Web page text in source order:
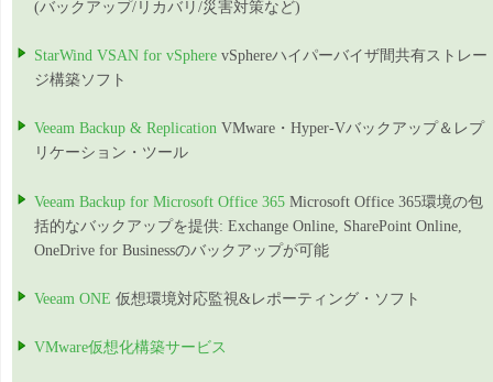
(バックアップ/リカバリ/災害対策など)
StarWind VSAN for vSphere vSphereハイパーバイザ間共有ストレー
ジ構築ソフト
Veeam Backup & Replication VMware・Hyper-Vバックアップ＆レプ
リケーション・ツール
Veeam Backup for Microsoft Office 365 Microsoft Office 365環境の包
括的なバックアップを提供: Exchange Online, SharePoint Online,
OneDrive for Businessのバックアップが可能
Veeam ONE 仮想環境対応監視&レポーティング・ソフト
VMware仮想化構築サービス